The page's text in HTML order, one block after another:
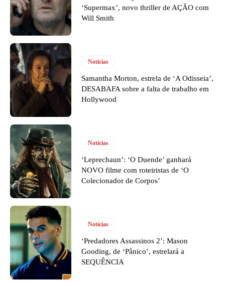
‘Supermax’, novo thriller de AÇÃO com
Will Smith
Notícias
Samantha Morton, estrela de ‘A Odisseia’,
DESABAFA sobre a falta de trabalho em
Hollywood
Notícias
‘Leprechaun’: ‘O Duende’ ganhará
NOVO filme com roteiristas de ‘O
Colecionador de Corpos’
Notícias
‘Predadores Assassinos 2’: Mason
Gooding, de ‘Pânico’, estrelará a
SEQUÊNCIA